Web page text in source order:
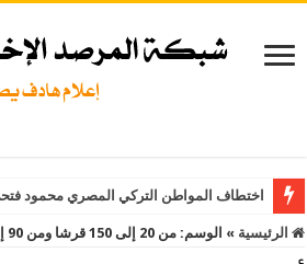
اختطاف المواطن التركي المصري محمود
الرئيسية » الوسم: من 20 إلى 150 قرشا ومن 90 إلى 70 جراما